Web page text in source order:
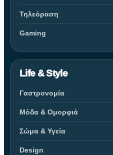
Τηλεόραση
Gaming
Life & Style
Γαστρονομία
Μόδα & Ομορφιά
Σώμα & Υγεία
Design